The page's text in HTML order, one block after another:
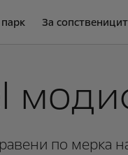
За
по мерка